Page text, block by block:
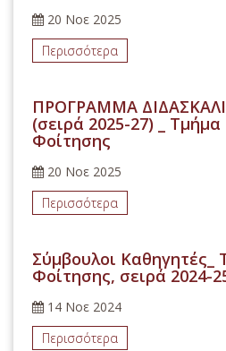
20 Νοε 2025
Περισσότερα
ΠΡΟΓΡΑΜΜΑ
(σειρά 2025-27) _
Φοίτησης
20 Νοε 2025
Περισσότερα
Σύμβουλοι Καθηγητές_
Φοίτησης, σειρά 2024-
14 Νοε 2024
Περισσότερα